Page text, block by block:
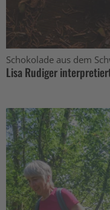
Schokolade aus dem
Lisa Rudiger